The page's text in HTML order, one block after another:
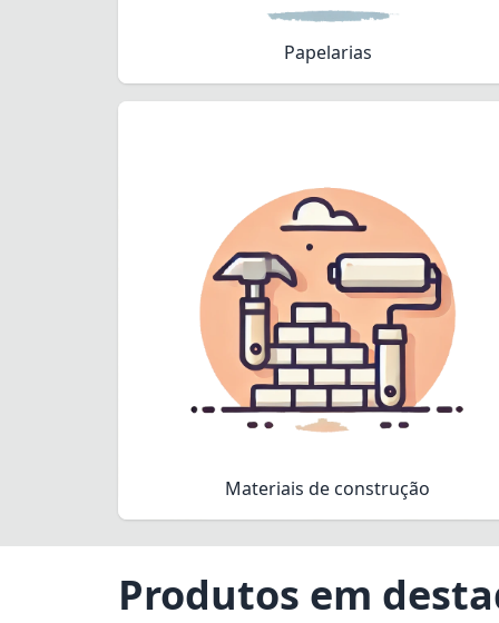
Papelarias
Materiais de construção
Produtos em